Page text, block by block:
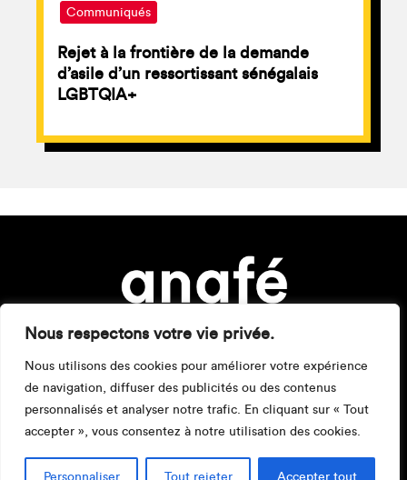
Nous respectons votre vie privée.
Nous utilisons des cookies pour améliorer votre expérience
de navigation, diffuser des publicités ou des contenus
personnalisés et analyser notre trafic. En cliquant sur « Tout
accepter », vous consentez à notre utilisation des cookies.
Personnaliser Tout rejeter Accepter tout
Communiqués
Rejet à la frontière de la demande
d’asile d’un ressortissant sénégalais
LGBTQIA+
Mentions légales